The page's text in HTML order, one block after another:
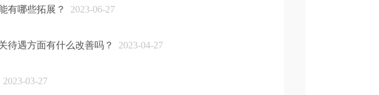
有哪些拓展？ 2023-06-27
待遇方面有什么改善吗？ 2023-04-27
2023-03-27